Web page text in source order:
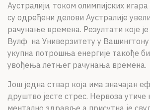
Аустралији, током олимпијских
су одређени делови Аустралије
рачунање времена. Резултати које
Вулф на Универзитету у Вашингтону
укупна потрошња енергије такође
увођења летњег рачунања времена.
Још једна ствар која има значајан
друштво јесте стрес. Нервоза утиче
ментално здравље а присутна је